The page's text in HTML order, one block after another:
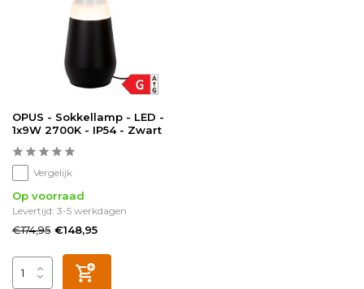
OPUS - Sokkellamp - LED -
1x9W 2700K - IP54 - Zwart
Vergelijk
Op voorraad
Levertijd: 3-5 werkdagen
€174,95 €148,95